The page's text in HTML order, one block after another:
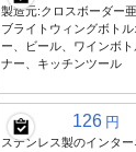
製造元:クロスボーダー亜
ブライトウィングボト
ー、ビール、ワインボ
ナー、キッチンツール
126 円
ステンレス製のインタ